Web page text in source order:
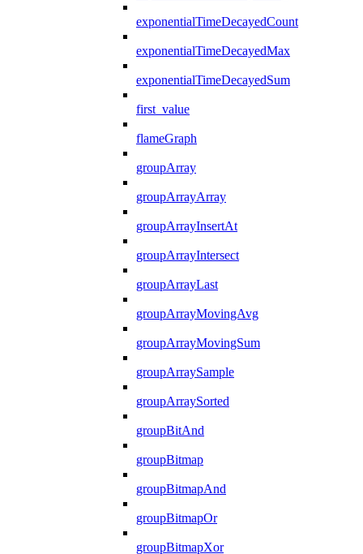
exponentialTimeDecayedCount
exponentialTimeDecayedMax
exponentialTimeDecayedSum
first_value
flameGraph
groupArray
groupArrayArray
groupArrayInsertAt
groupArrayIntersect
groupArrayLast
groupArrayMovingAvg
groupArrayMovingSum
groupArraySample
groupArraySorted
groupBitAnd
groupBitmap
groupBitmapAnd
groupBitmapOr
groupBitmapXor